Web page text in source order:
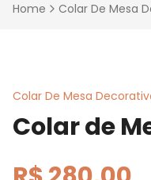
Home Colar De Mesa
Colar De Mesa
Colar de